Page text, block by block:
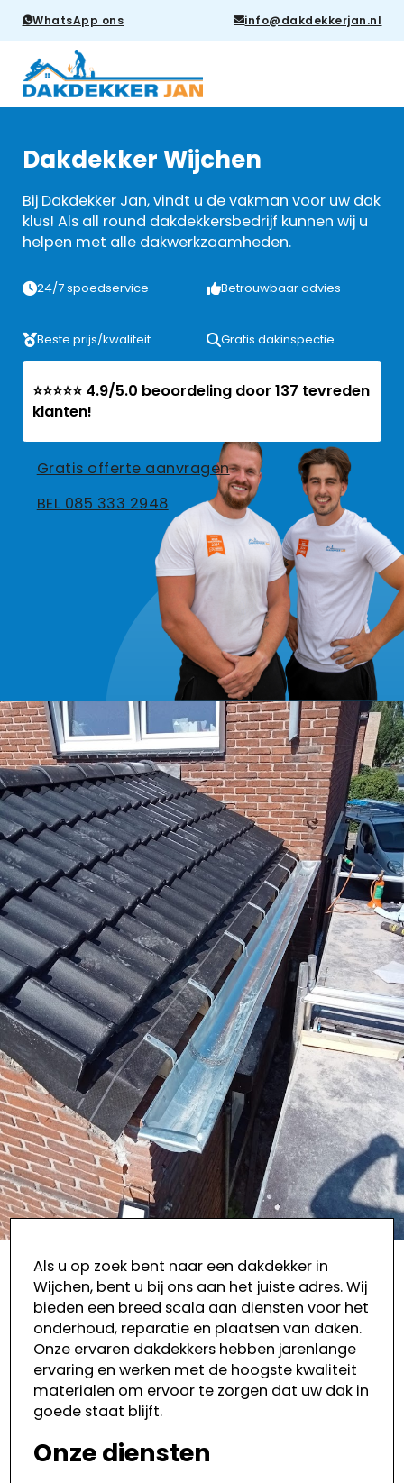
WhatsApp ons info@dakdekkerjan.nl
Dakdekker Wijchen
Bij Dakdekker Jan, vindt u de vakman voor uw dak
klus! Als all round dakdekkersbedrijf kunnen wij u
helpen met alle dakwerkzaamheden.
24/7 spoedservice Betrouwbaar advies
Beste prijs/kwaliteit Gratis dakinspectie
⭐⭐⭐⭐⭐ 4.9/5.0 beoordeling door 137 tevreden
klanten!
Gratis offerte aanvragen
BEL 085 333 2948
Als u op zoek bent naar een dakdekker in
Wijchen, bent u bij ons aan het juiste adres. Wij
bieden een breed scala aan diensten voor het
onderhoud, reparatie en plaatsen van daken.
Onze ervaren dakdekkers hebben jarenlange
ervaring en werken met de hoogste kwaliteit
materialen om ervoor te zorgen dat uw dak in
goede staat blijft.
Onze diensten